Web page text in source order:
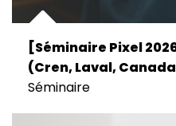
[Séminaire Pixel
(Cren, Laval,
Séminaire